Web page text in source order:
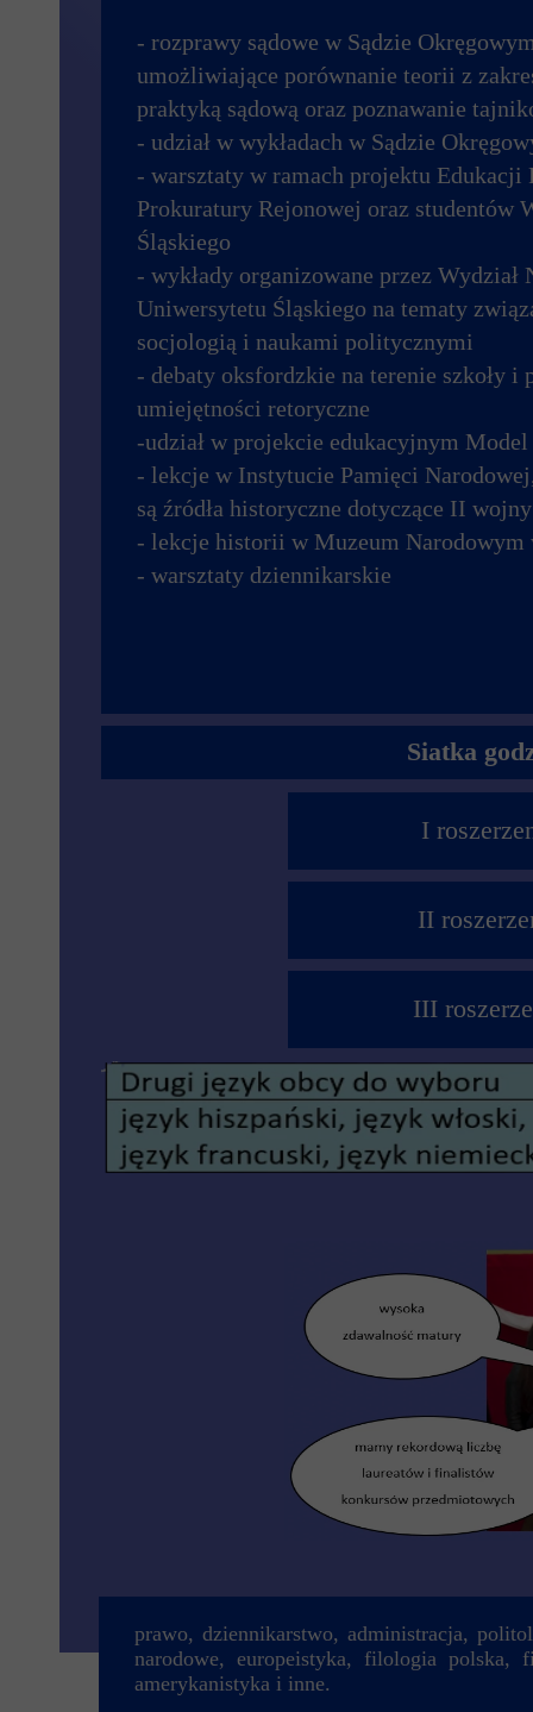
prawo, dziennikarstwo, administracja,
narodowe, europeistyka, filologia polska,
amerykanistyka i inne.
Siatka
III
II
I
- rozprawy sądowe w Sądzie
umożliwiające porównanie teorii z
praktyką sądową oraz poznawanie
- udział w wykładach w Sądzie
- warsztaty w ramach projektu Edukacji
Prokuratury Rejonowej oraz studentów
Śląskiego
- wykłady organizowane przez Wydział
Uniwersytetu Śląskiego na tematy
socjologią i naukami politycznymi
- debaty oksfordzkie na terenie szkoły i
umiejętności retoryczne
-udział w projekcie edukacyjnym
- lekcje w Instytucie Pamięci
są źródła historyczne dotyczące II
- lekcje historii w Muzeum Narodowym
- warsztaty dziennikarskie